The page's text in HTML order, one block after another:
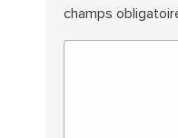
champs